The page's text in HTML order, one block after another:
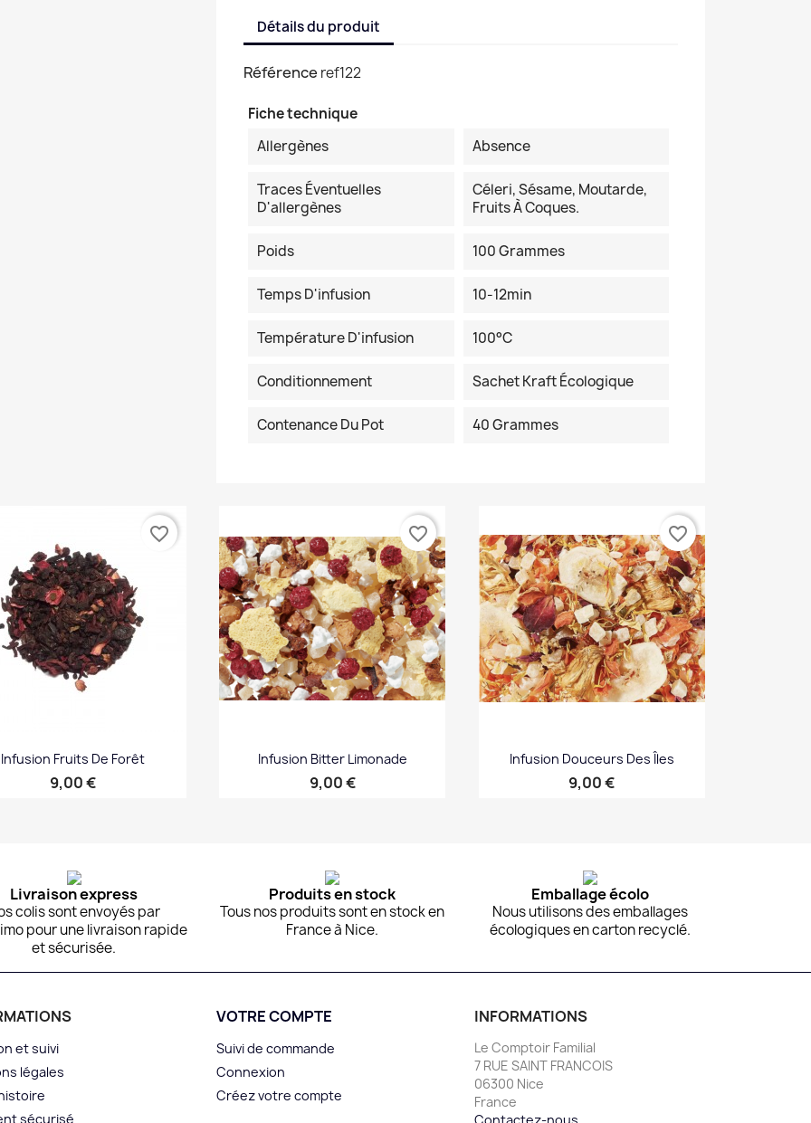
Détails du produit
Référence ref122
Fiche technique
Allergènes
Absence
Traces Éventuelles
D'allergènes
Céleri, Sésame, Moutarde,
Fruits À Coques.
Poids 100 Grammes
Temps D'infusion 10-12min
Température D'infusion 100°C
Conditionnement Sachet Kraft Écologique
Contenance Du Pot 40 Grammes
Infusion Fruits De Forêt
Prix
9,00 €
favorite_border
Infusion Bitter Limonade
Prix
9,00 €
favorite_border
Infusion Douceurs Des Îles
Prix
9,00 €
favorite_border
Livraison express
colis sont envoyés par
pour une livraison rapide
et sécurisée.
Produits en stock
Tous nos produits sont en stock en
France à Nice.
Emballage écolo
Nous utilisons des emballages
écologiques en carton recyclé.
et suivi
légales
sécurisé
VOTRE COMPTE
Suivi de commande
Connexion
Créez votre compte
INFORMATIONS
Le Comptoir Familial
7 RUE SAINT FRANCOIS
06300 Nice
France